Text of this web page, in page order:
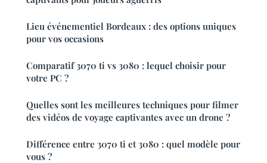
Lieu événementiel Bordeaux : des options uniques
pour vos occasions
Comparatif 3070 ti vs 3080 : lequel choisir pour
votre PC ?
Quelles sont les meilleures techniques pour filmer
des vidéos de voyage captivantes avec un drone ?
Différence entre 3070 ti et 3080 : quel modèle pour
vous ?